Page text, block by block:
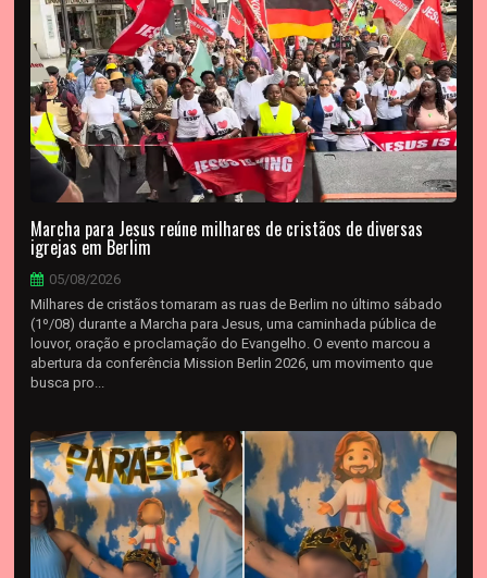
Marcha para Jesus reúne milhares de cristãos de diversas
igrejas em Berlim
05/08/2026
Milhares de cristãos tomaram as ruas de Berlim no último sábado
(1º/08) durante a Marcha para Jesus, uma caminhada pública de
louvor, oração e proclamação do Evangelho. O evento marcou a
abertura da conferência Mission Berlin 2026, um movimento que
busca pro...